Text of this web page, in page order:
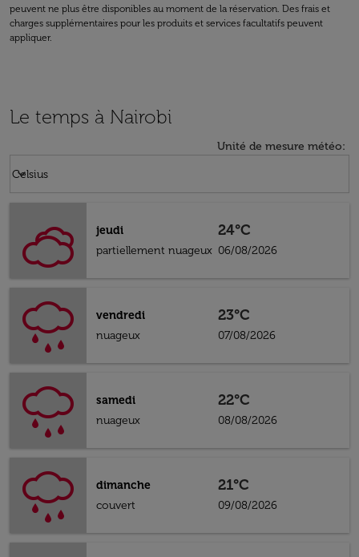
peuvent ne plus être disponibles au moment de la réservation. Des frais et
charges supplémentaires pour les produits et services facultatifs peuvent
appliquer.
Le temps à Nairobi
Unité de mesure météo:
Celsius
keyboard_arrow_down
jeudi
partiellement nuageux
24°C
06/08/2026
vendredi
nuageux
23°C
07/08/2026
samedi
nuageux
22°C
08/08/2026
dimanche
couvert
21°C
09/08/2026